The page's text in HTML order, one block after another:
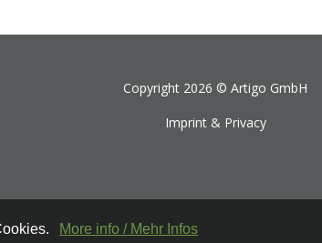
Copyright 2026 © Artigo GmbH
Imprint & Privacy
More info / Mehr Infos